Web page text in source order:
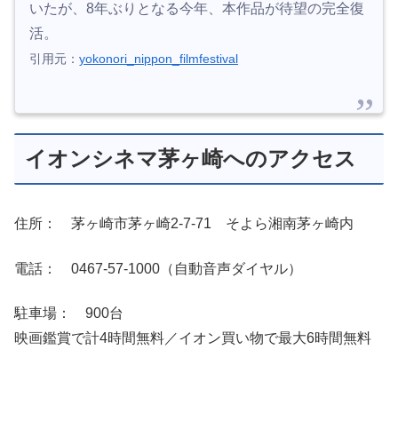
いたが、8年ぶりとなる今年、本作品が待望の完全復
活。
引用元： yokonori_nippon_filmfestival
イオンシネマ茅ヶ崎へのアクセス
住所： 茅ヶ崎市茅ヶ崎2-7-71 そよら湘南茅ヶ崎内
電話： 0467-57-1000（自動音声ダイヤル）
駐車場： 900台
映画鑑賞で計4時間無料／イオン買い物で最大6時間無料